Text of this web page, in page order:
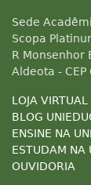
Sede
Scopa
R Monsenhor
Aldeota - CEP
LOJA VIRTUAL
BLOG
ENSINE NA
ESTUDAM NA
OUVIDORIA